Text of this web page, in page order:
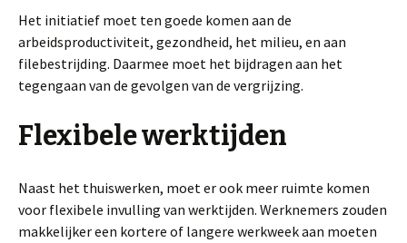
Het initiatief moet ten goede komen aan de
arbeidsproductiviteit, gezondheid, het milieu, en aan
filebestrijding. Daarmee moet het bijdragen aan het
tegengaan van de gevolgen van de vergrijzing.
Flexibele werktijden
Naast het thuiswerken, moet er ook meer ruimte komen
voor flexibele invulling van werktijden. Werknemers zouden
makkelijker een kortere of langere werkweek aan moeten